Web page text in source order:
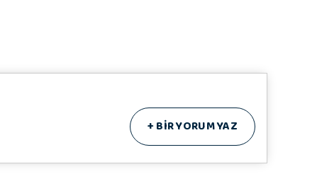
+BİR YORUM YAZ